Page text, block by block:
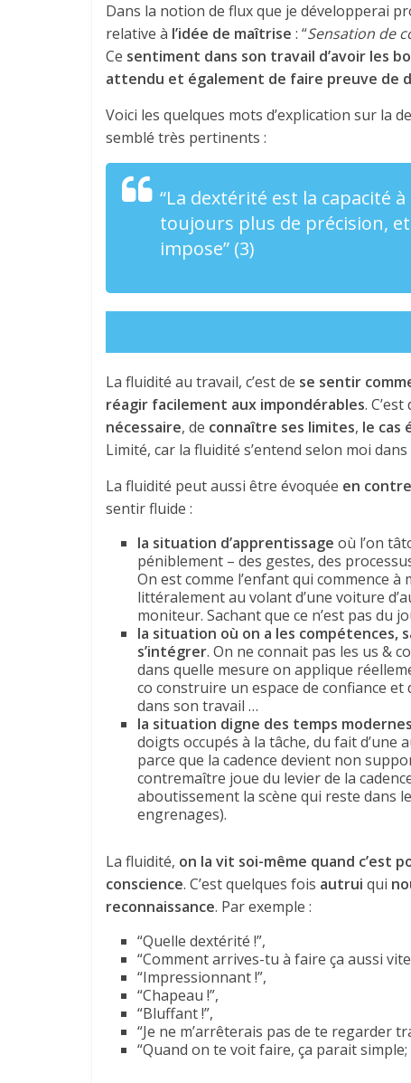
Dans la notion de flux que je développerai
relative à l’idée de maîtrise : “Sensation de
Ce sentiment dans son travail d’avoir les
attendu et également de faire preuve de
Voici les quelques mots d’explication sur la
semblé très pertinents :
“La dextérité est la capacité
toujours plus de précision,
impose” (3)
La fluidité au travail, c’est de se sentir
réagir facilement aux impondérables. C’est
nécessaire, de connaître ses limites, le cas
Limité, car la fluidité s’entend selon moi
La fluidité peut aussi être évoquée en
sentir fluide :
la situation d’apprentissage où l’on
péniblement – des gestes, des
On est comme l’enfant qui commence
littéralement au volant d’une voiture
moniteur. Sachant que ce n’est pas du
la situation où on a les compétences,
s’intégrer. On ne connait pas les us &
dans quelle mesure on applique
co construire un espace de confiance
dans son travail …
la situation digne des temps modernes
doigts occupés à la tâche, du fait d’une
parce que la cadence devient non
contremaître joue du levier de la
aboutissement la scène qui reste dans
engrenages).
La fluidité, on la vit soi-même quand c’est
conscience. C’est quelques fois autrui qui
reconnaissance. Par exemple :
“Quelle dextérité !”,
“Comment arrives-tu à faire ça aussi vite
“Impressionnant !”,
“Chapeau !”,
“Bluffant !”,
“Je ne m’arrêterais pas de te regarder
“Quand on te voit faire, ça parait simple;